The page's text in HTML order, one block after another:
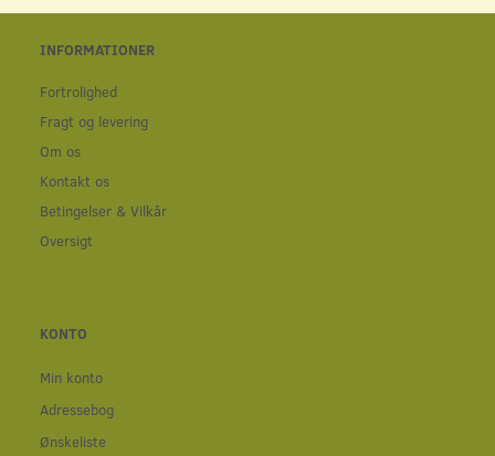
INFORMATIONER
Fortrolighed
Fragt og levering
Om os
Kontakt os
Betingelser & Vilkår
Oversigt
KONTO
Min konto
Adressebog
Ønskeliste